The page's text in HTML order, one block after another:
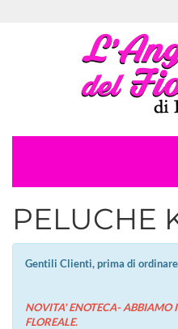
PELUCHE
Gentili Clienti, prima di
NOVITA' ENOTECA- ABBIAMO
FLOREALE.